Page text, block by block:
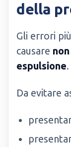
della
Gli errori
causare
espulsione.
Da evitare